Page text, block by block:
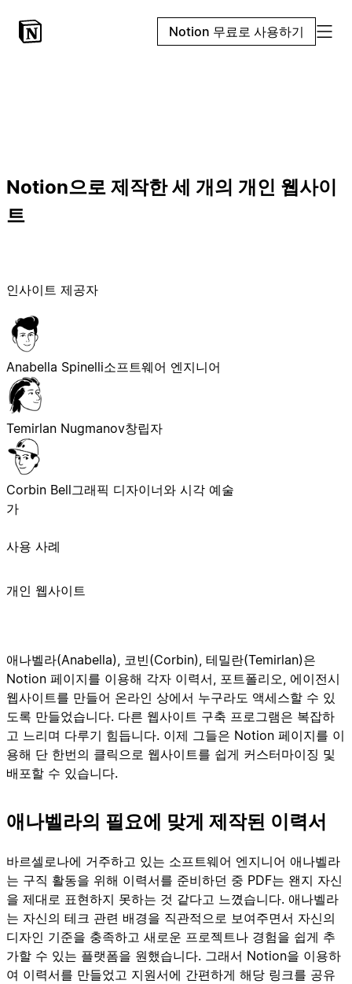
Notion 무료로 사용하기
Notion으로 제작한 세 개의 개인 웹사이
트
애나벨라(Anabella), 코빈(Corbin), 테밀란(Temirlan)은
Notion 페이지를 이용해 각자 이력서, 포트폴리오, 에이전시
웹사이트를 만들어 온라인 상에서 누구라도 액세스할 수 있
도록 만들었습니다. 다른 웹사이트 구축 프로그램은 복잡하
고 느리며 다루기 힘듭니다. 이제 그들은 Notion 페이지를 이
용해 단 한번의 클릭으로 웹사이트를 쉽게 커스터마이징 및
배포할 수 있습니다.
애나벨라의 필요에 맞게 제작된 이력서
바르셀로나에 거주하고 있는 소프트웨어 엔지니어 애나벨라
는 구직 활동을 위해 이력서를 준비하던 중 PDF는 왠지 자신
을 제대로 표현하지 못하는 것 같다고 느꼈습니다. 애나벨라
는 자신의 테크 관련 배경을 직관적으로 보여주면서 자신의
디자인 기준을 충족하고 새로운 프로젝트나 경험을 쉽게 추
가할 수 있는 플랫폼을 원했습니다. 그래서 Notion을 이용하
여 이력서를 만들었고 지원서에 간편하게 해당 링크를 공유
인사이트 제공자
Anabella Spinelli소프트웨어 엔지니어
Temirlan Nugmanov창립자
Corbin Bell그래픽 디자이너와 시각 예술
가
사용 사례
개인 웹사이트